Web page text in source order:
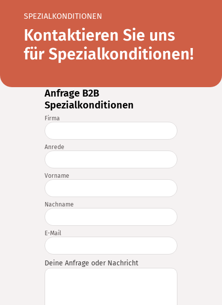
SPEZIALKONDITIONEN
Kontaktieren Sie uns
für Spezialkonditionen!
Anfrage B2B
Spezialkonditionen
Firma
Anrede
Vorname
Nachname
E-Mail
Deine Anfrage oder Nachricht